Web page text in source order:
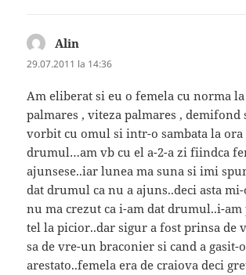
Alin
29.07.2011 la 14:36
Am eliberat si eu o femela cu norma
palmares , viteza palmares , demifond
vorbit cu omul si intr-o sambata la ora
drumul…am vb cu el a-2-a zi fiindca
ajunsese..iar lunea ma suna si imi
dat drumul ca nu a ajuns..deci asta
nu ma crezut ca i-am dat drumul..i-am
tel la picior..dar sigur a fost prinsa de
sa de vre-un braconier si cand a gasit-
arestato..femela era de craiova deci